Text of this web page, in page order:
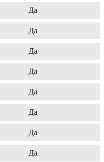
Да
Да
Да
Да
Да
Да
Да
Да